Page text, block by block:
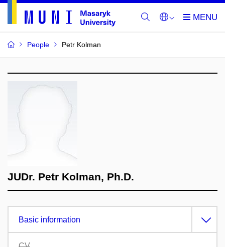
People Petr Kolman
JUDr. Petr Kolman, Ph.D.
Basic information